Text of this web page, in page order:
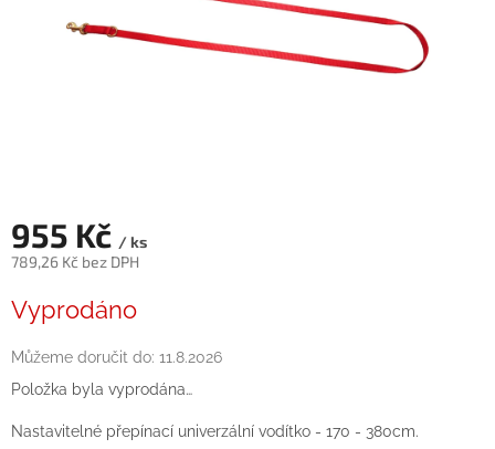
955 Kč / ks
789,26 Kč bez DPH
cena:
Vyprodáno
Můžeme doručit do: 11.8.2026
Položka byla vyprodána…
Nastavitelné přepínací univerzální vodítko - 170 - 380cm.